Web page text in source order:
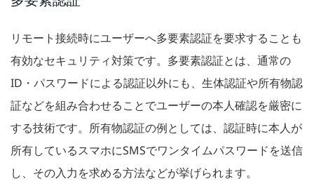
リモート接続時にユーザーへ多要素認証を要求することも
有効なセキュリティ対策です。多要素認証とは、通常の
ID・パスワードによる認証以外にも、生体認証や所有物認
証などを組み合わせることでユーザーの本人確認を厳密に
する技術です。所有物認証の例としては、認証時に本人が
所有しているスマホにSMSでワンタイムパスワードを送信
し、その入力を求める方法などが挙げられます。